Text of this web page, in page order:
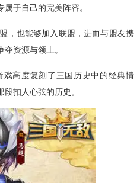
于自己的完美阵容。
，也能够加入联盟，进而与盟友携
资源与领土。
高度复刻了三国历史中的经典情
扣人心弦的历史。